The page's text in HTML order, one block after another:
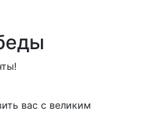
вас с великим